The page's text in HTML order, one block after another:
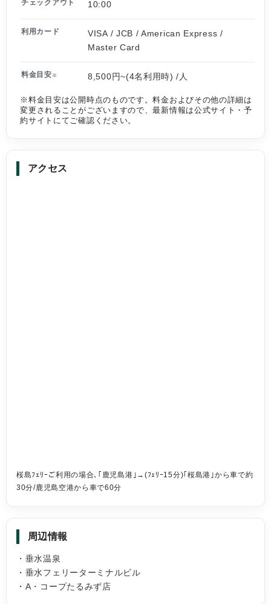
チェックアウト 10:00
利用カード
VISA / JCB / American Express /
Master Card
料金目安 ※ 8,500円~(4名利用時) /人
※料金目安は公開時点のものです。料金およびその他の詳細は
変更されることがございますので、最新情報は公式サイト・予
約サイトにてご確認ください。
アクセス
桜島ﾌｪﾘｰご利用の場合､｢鹿児島港｣→(ﾌｪﾘｰ15分)｢桜島港｣から車で約
30分/鹿児島空港から車で60分
周辺情報
・垂水温泉
・垂水フェリーターミナルビル
・A・コープたるみず店